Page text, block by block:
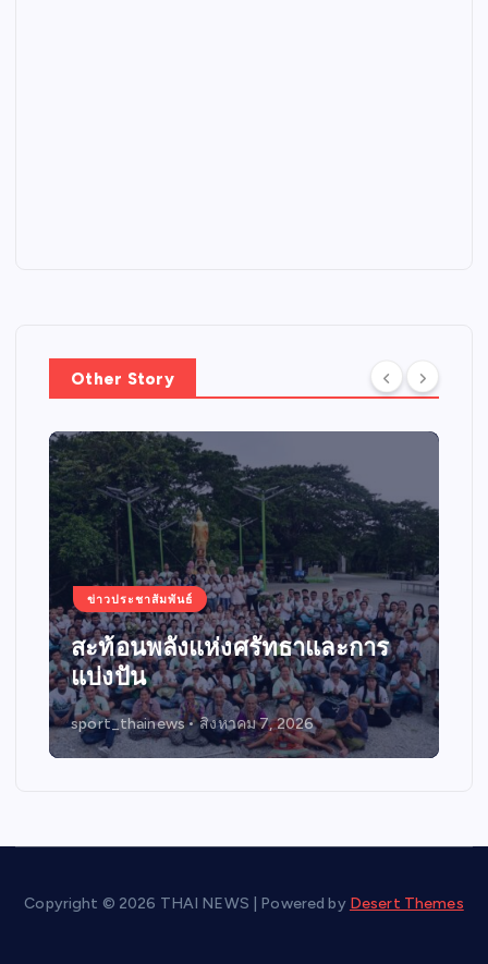
Other Story
ข่าวประชาสัมพันธ์
เดินหน้าสัญจรกิจกรรมขับขี่
ปลอดภัย “บิด BIKE SMART
RIDER 2026”
sport_thainews สิงหาคม 4, 2026
Copyright © 2026 THAI NEWS | Powered by Desert Themes